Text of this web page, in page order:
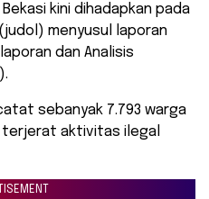
kini dihadapkan pada
(judol) menyusul laporan
dan Analisis
sebanyak 7.793 warga
terjerat aktivitas ilegal